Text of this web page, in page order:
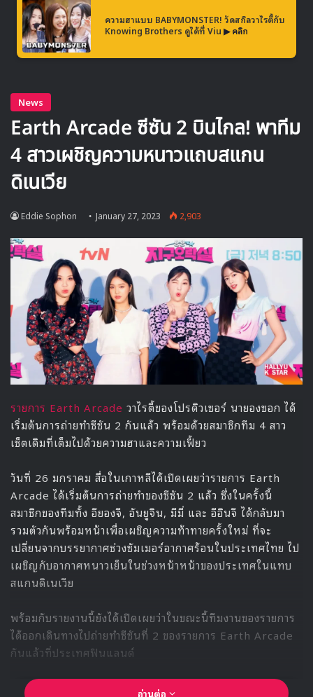
เดินหน้าเวิลด์ทัวร์คอนเสิร์ตในโซนอเมริกาใต้ กำลังได้รับความ
สนใจอย่างมาก
NMIXX, STAYC, ชเวเยนา และ มิยอน (G)I-DLE, BSS ยูนิต
จากวง SEVENTEEN, TOMORROW X TOGETTHER ,
ENHYPEN, BE’O และ โดยอง NCT
Circle Chart Music Awards 2022 จะจัดขึ้นในวันที่ 18
กุมภาพันธ์ เวลา 18:00 น. ตามเวลาเกาหลี ที่ KSPO DOME โอ
ลิมปิกพาร์ค ในกรุงโซล สำหรับแฟนๆ ชาวไทยสามารถจองบัตร
จองตั๋ว Hanteo Music Awards / Circle
Chart Music Awards ได้แล้ววันนี้!
Source1
ความฮาแบบ BABYMONSTER! วัดสกิลวาไรตี้กับ
Knowing Brothers ดูได้ที่ Viu ▶ คลิก